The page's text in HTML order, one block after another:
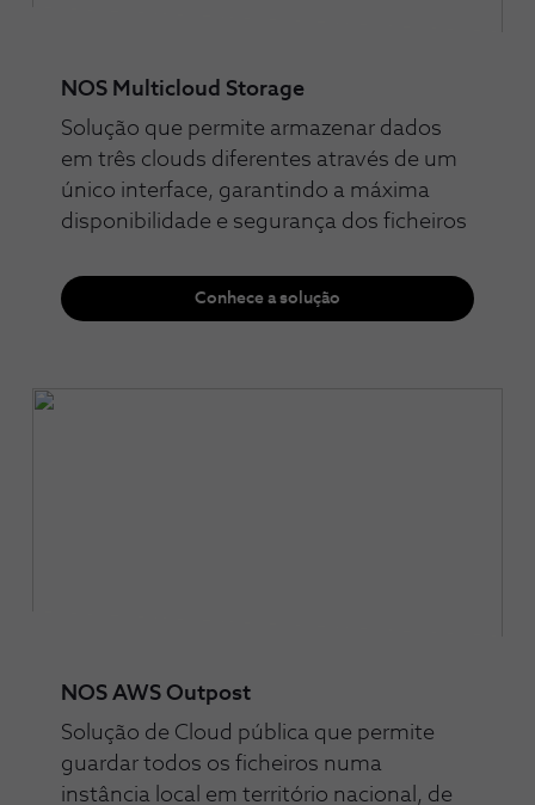
NOS Multicloud Storage
Solução que permite armazenar dados
em três clouds diferentes através de um
único interface, garantindo a máxima
disponibilidade e segurança dos ficheiros
Conhece a solução
NOS AWS Outpost
Solução de Cloud pública que permite
guardar todos os ficheiros numa
instância local em território nacional, de